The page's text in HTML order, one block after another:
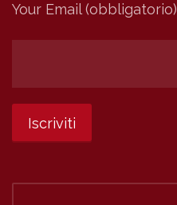
Your Email (obbligatorio)